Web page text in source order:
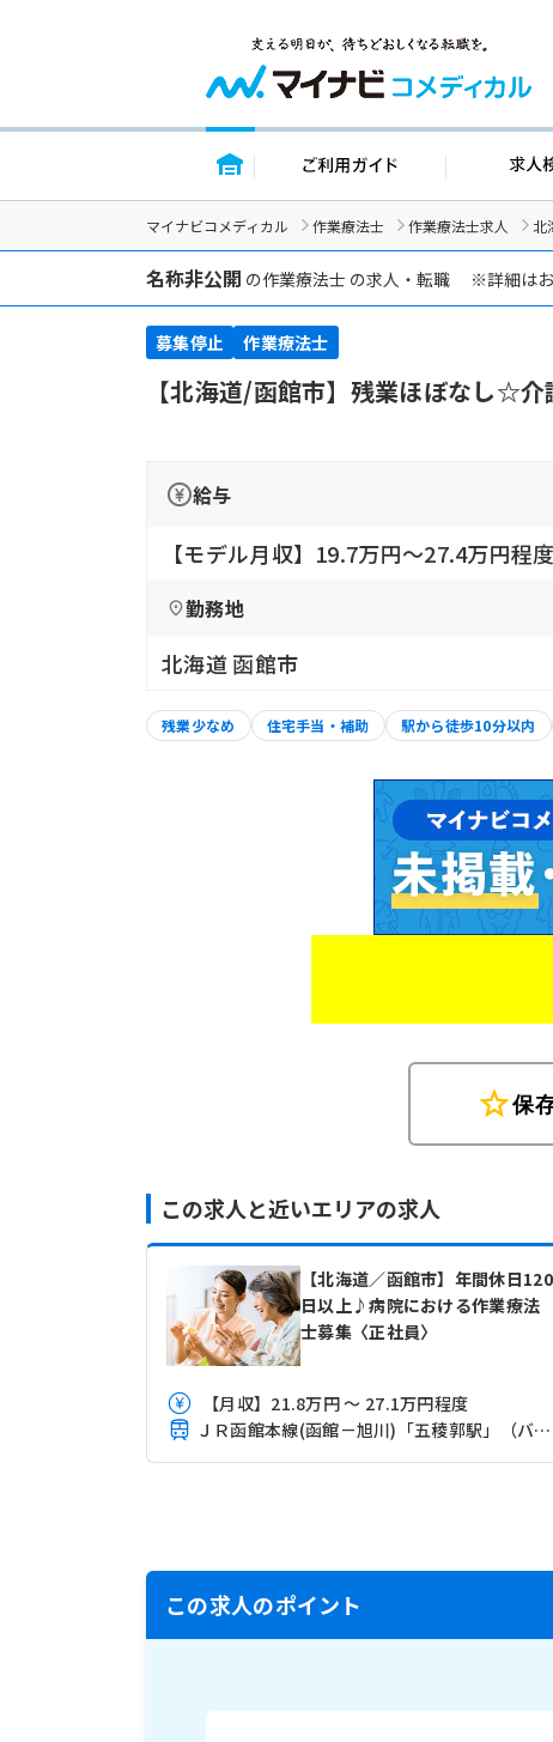
トップページ ご利用ガイド
マイナビコメディカル 作業療法士 作業療法士求人 北
名称非公開 の作業療法士 の求人・転職 ※詳細は
募集停止 作業療法士
【北海道/函館市】残業ほぼなし☆
給与
【モデル月収】19.7万円〜27.4万円
勤務地
北海道 函館市
残業少なめ 住宅手当・補助 駅から徒歩10分以内
star保
この求人と近いエリアの求人
【北海道／函館市】年間休日120
日以上♪病院における作業療法
士募集〈正社員〉
【月収】21.8万円 ～ 27.1万円程度
ＪＲ函館本線(函館－旭川)「五稜郭駅」（バス・車6分）
この求人のポイント